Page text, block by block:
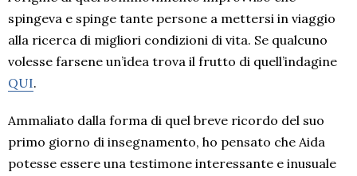
spingeva e spinge tante persone a mettersi in viaggio
alla ricerca di migliori condizioni di vita. Se qualcuno
volesse farsene un’idea trova il frutto di quell’indagine
QUI.
Ammaliato dalla forma di quel breve ricordo del suo
primo giorno di insegnamento, ho pensato che Aida
potesse essere una testimone interessante e inusuale